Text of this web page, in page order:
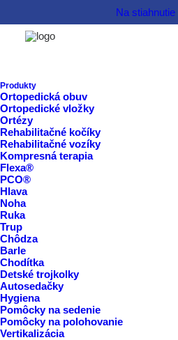
Na stiahnutie
Produkty
Ortopedická obuv
Ortopedické vložky
Ortézy
Rehabilitačné kočíky
Rehabilitačné vozíky
Kompresná terapia
Flexa®
PCO®
Hlava
Noha
Ruka
Trup
Chôdza
Barle
Chodítka
Detské trojkolky
Autosedačky
Hygiena
Pomôcky na sedenie
Pomôcky na polohovanie
Vertikalizácia